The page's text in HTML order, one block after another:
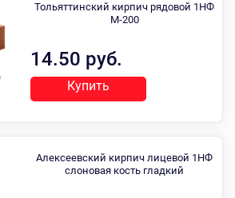
14.50 руб.
Тольяттинский кирпич рядовой 1НФ
М-200
Купить
Алексеевский кирпич лицевой 1НФ
слоновая кость гладкий